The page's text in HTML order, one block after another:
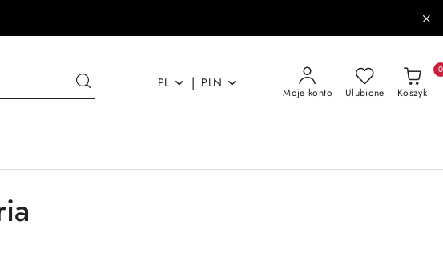
PL | PLN
Moje konto Ulubione Koszyk
0